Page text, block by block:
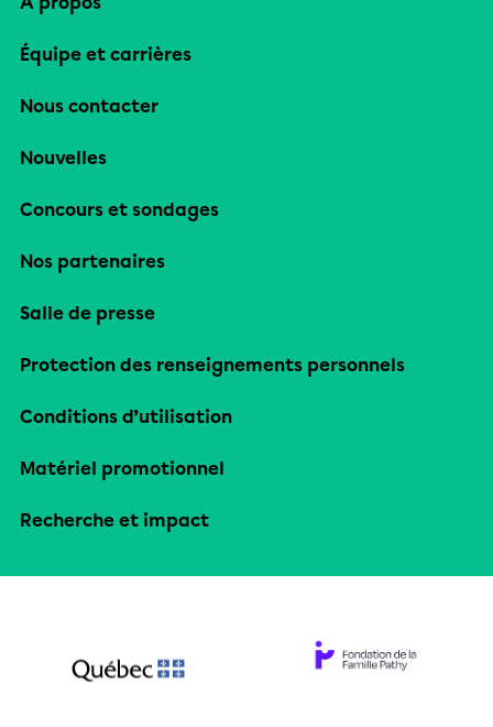
Équipe et carrières
Nous contacter
Nouvelles
Concours et sondages
Nos partenaires
Salle de presse
Protection des renseignements personnels
Conditions d’utilisation
Matériel promotionnel
Recherche et impact